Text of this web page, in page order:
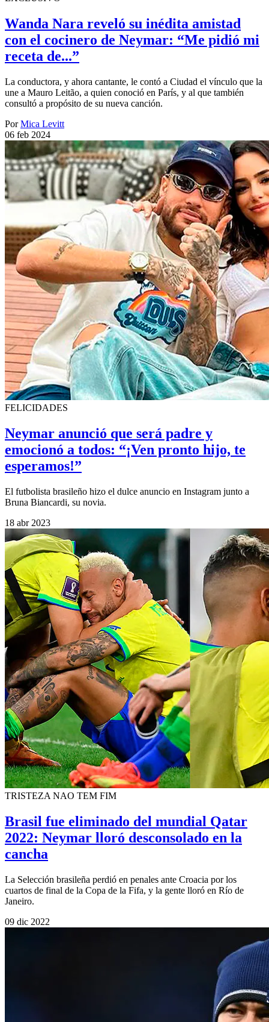
Wanda Nara reveló su inédita amistad
con el cocinero de Neymar: “Me pidió mi
receta de...”
La conductora, y ahora cantante, le contó a Ciudad el vínculo que la
une a Mauro Leitão, a quien conoció en París, y al que también
consultó a propósito de su nueva canción.
PorMica Levitt
06 feb 2024
FELICIDADES
Neymar anunció que será padre y
emocionó a todos: “¡Ven pronto hijo, te
esperamos!”
El futbolista brasileño hizo el dulce anuncio en Instagram junto a
Bruna Biancardi, su novia.
18 abr 2023
TRISTEZA NAO TEM FIM
Brasil fue eliminado del mundial Qatar
2022: Neymar lloró desconsolado en la
cancha
La Selección brasileña perdió en penales ante Croacia por los
cuartos de final de la Copa de la Fifa, y la gente lloró en Río de
Janeiro.
09 dic 2022